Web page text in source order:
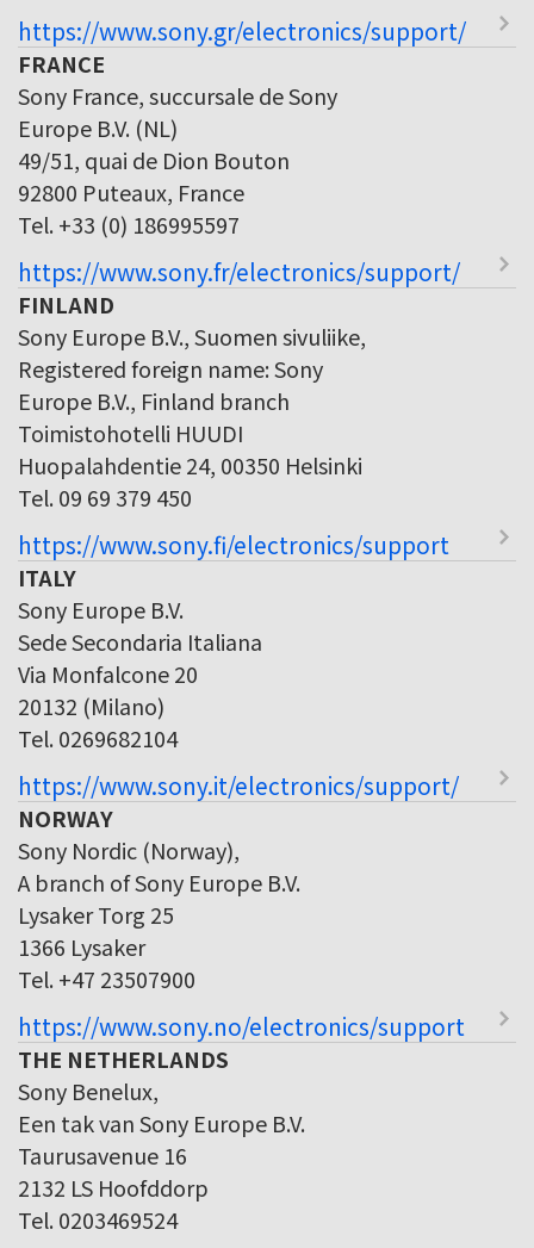
https://www.sony.gr/electronics/support/
FRANCE
Sony France, succursale de Sony
Europe B.V. (NL)
49/51, quai de Dion Bouton
92800 Puteaux, France
Tel. +33 (0) 186995597
https://www.sony.fr/electronics/support/
FINLAND
Sony Europe B.V., Suomen sivuliike,
Registered foreign name: Sony
Europe B.V., Finland branch
Toimistohotelli HUUDI
Huopalahdentie 24, 00350 Helsinki
Tel. 09 69 379 450
https://www.sony.fi/electronics/support
ITALY
Sony Europe B.V.
Sede Secondaria Italiana
Via Monfalcone 20
20132 (Milano)
Tel. 0269682104
https://www.sony.it/electronics/support/
NORWAY
Sony Nordic (Norway),
A branch of Sony Europe B.V.
Lysaker Torg 25
1366 Lysaker
Tel. +47 23507900
https://www.sony.no/electronics/support
THE NETHERLANDS
Sony Benelux,
Een tak van Sony Europe B.V.
Taurusavenue 16
2132 LS Hoofddorp
Tel. 0203469524